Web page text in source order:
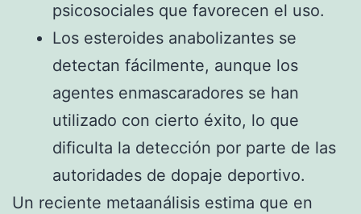
psicosociales que favorecen el uso.
Los esteroides anabolizantes se
detectan fácilmente, aunque los
agentes enmascaradores se han
utilizado con cierto éxito, lo que
dificulta la detección por parte de las
autoridades de dopaje deportivo.
Un reciente metaanálisis estima que en